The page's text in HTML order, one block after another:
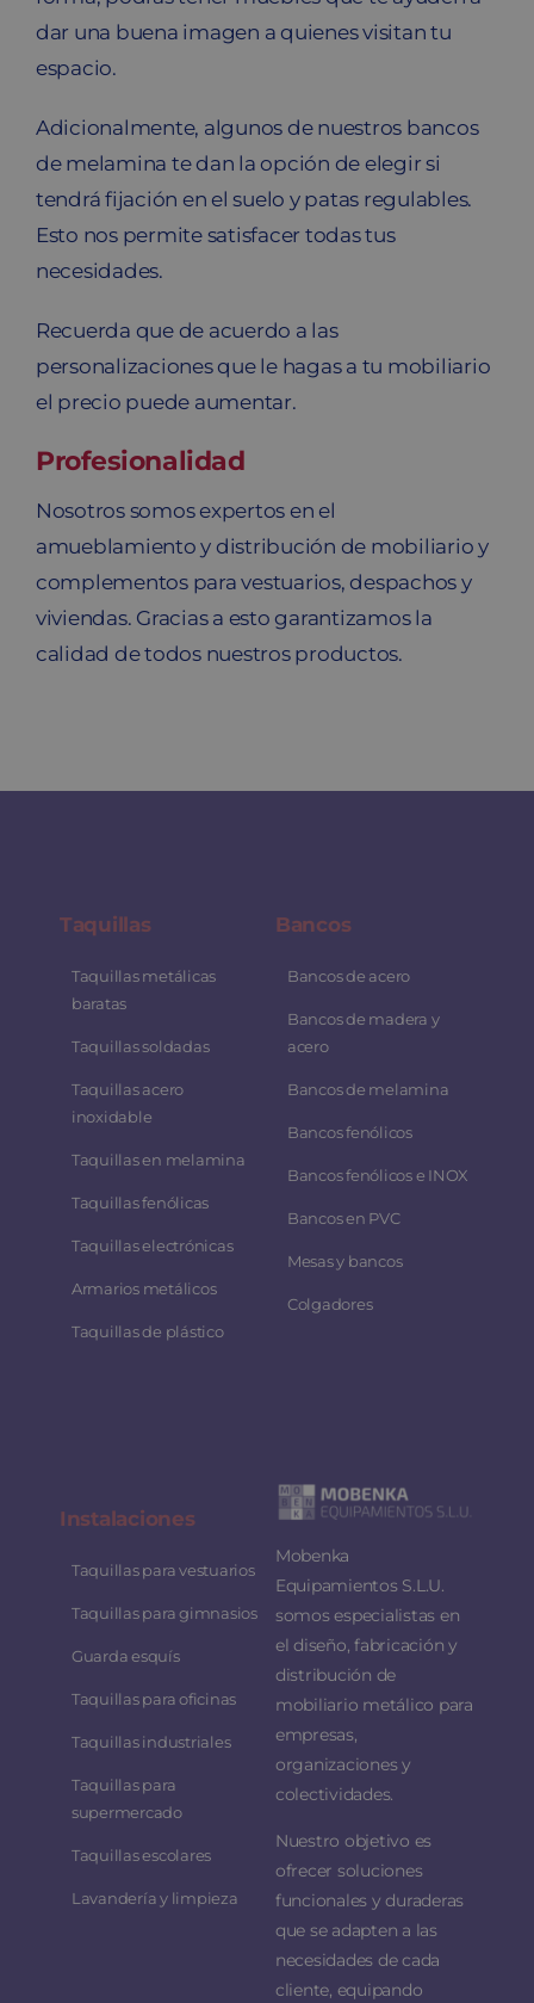
dar una buena imagen a quienes visitan tu
espacio.
Adicionalmente, algunos de nuestros bancos
de melamina te dan la opción de elegir si
tendrá fijación en el suelo y patas regulables.
Esto nos permite satisfacer todas tus
necesidades.
Recuerda que de acuerdo a las
personalizaciones que le hagas a tu mobiliario
el precio puede aumentar.
Profesionalidad
Nosotros somos expertos en el
amueblamiento y distribución de mobiliario y
complementos para vestuarios, despachos y
viviendas. Gracias a esto garantizamos la
calidad de todos nuestros productos.
Taquillas
Taquillas metálicas
baratas
Taquillas soldadas
Taquillas acero
inoxidable
Taquillas en melamina
Taquillas fenólicas
Taquillas electrónicas
Armarios metálicos
Taquillas de plástico
Bancos
Bancos de acero
Bancos de madera y
acero
Bancos de melamina
Bancos fenólicos
Bancos fenólicos e INOX
Bancos en PVC
Mesas y bancos
Colgadores
Instalaciones
Taquillas para vestuarios
Taquillas para gimnasios
Guarda esquís
Taquillas para oficinas
Taquillas industriales
Taquillas para
supermercado
Taquillas escolares
Lavandería y limpieza
Mobenka
Equipamientos S.L.U.
somos especialistas en
el diseño, fabricación y
distribución de
mobiliario metálico para
empresas,
organizaciones y
colectividades.
Nuestro objetivo es
ofrecer soluciones
funcionales y duraderas
que se adapten a las
necesidades de cada
cliente, equipando